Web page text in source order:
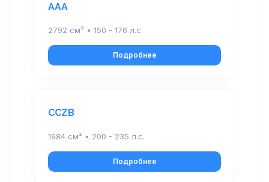
AAA
2792 см³ • 150 - 176 л.с.
Подробнее
CCZB
1984 см³ • 200 - 235 л.с.
Подробнее